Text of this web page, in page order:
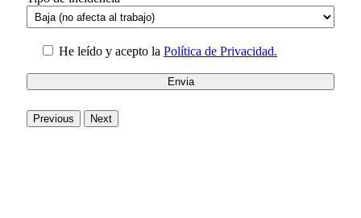
He leído y acepto la Política de Privacidad.
Previous Next